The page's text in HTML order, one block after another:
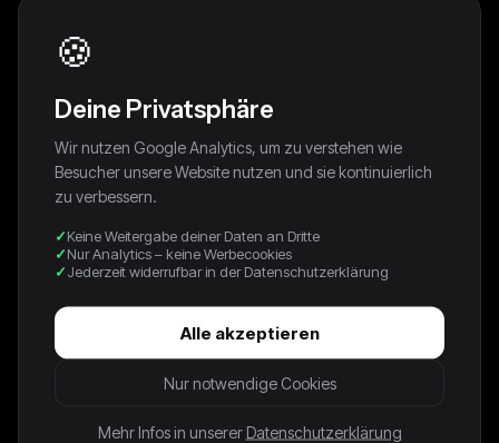
64,00 €
64,00 €
🍪
Deine Privatsphäre
Wir nutzen Google Analytics, um zu verstehen wie
Besucher unsere Website nutzen und sie kontinuierlich
zu verbessern.
Keine Weitergabe deiner Daten an Dritte
Nur Analytics – keine Werbecookies
Jederzeit widerrufbar in der Datenschutzerklärung
Alle akzeptieren
Nur notwendige Cookies
Mehr Infos in unserer Datenschutzerklärung